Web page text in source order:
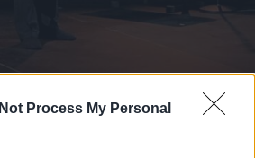
Process My Personal